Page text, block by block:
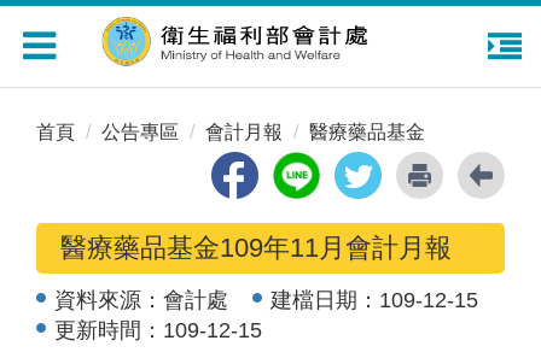
Toggle
navigation
首頁 公告專區 會計月報 醫療藥品基金
醫療藥品基金109年11月會計月報
資料來源： 會計處 建檔日期： 109-12-15
更新時間： 109-12-15